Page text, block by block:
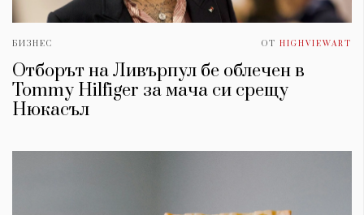
БИЗНЕС ОТ HIGHVIEWART
Отборът на Ливърпул бе облечен в
Tommy Hilfiger за мача си срещу
Нюкасъл